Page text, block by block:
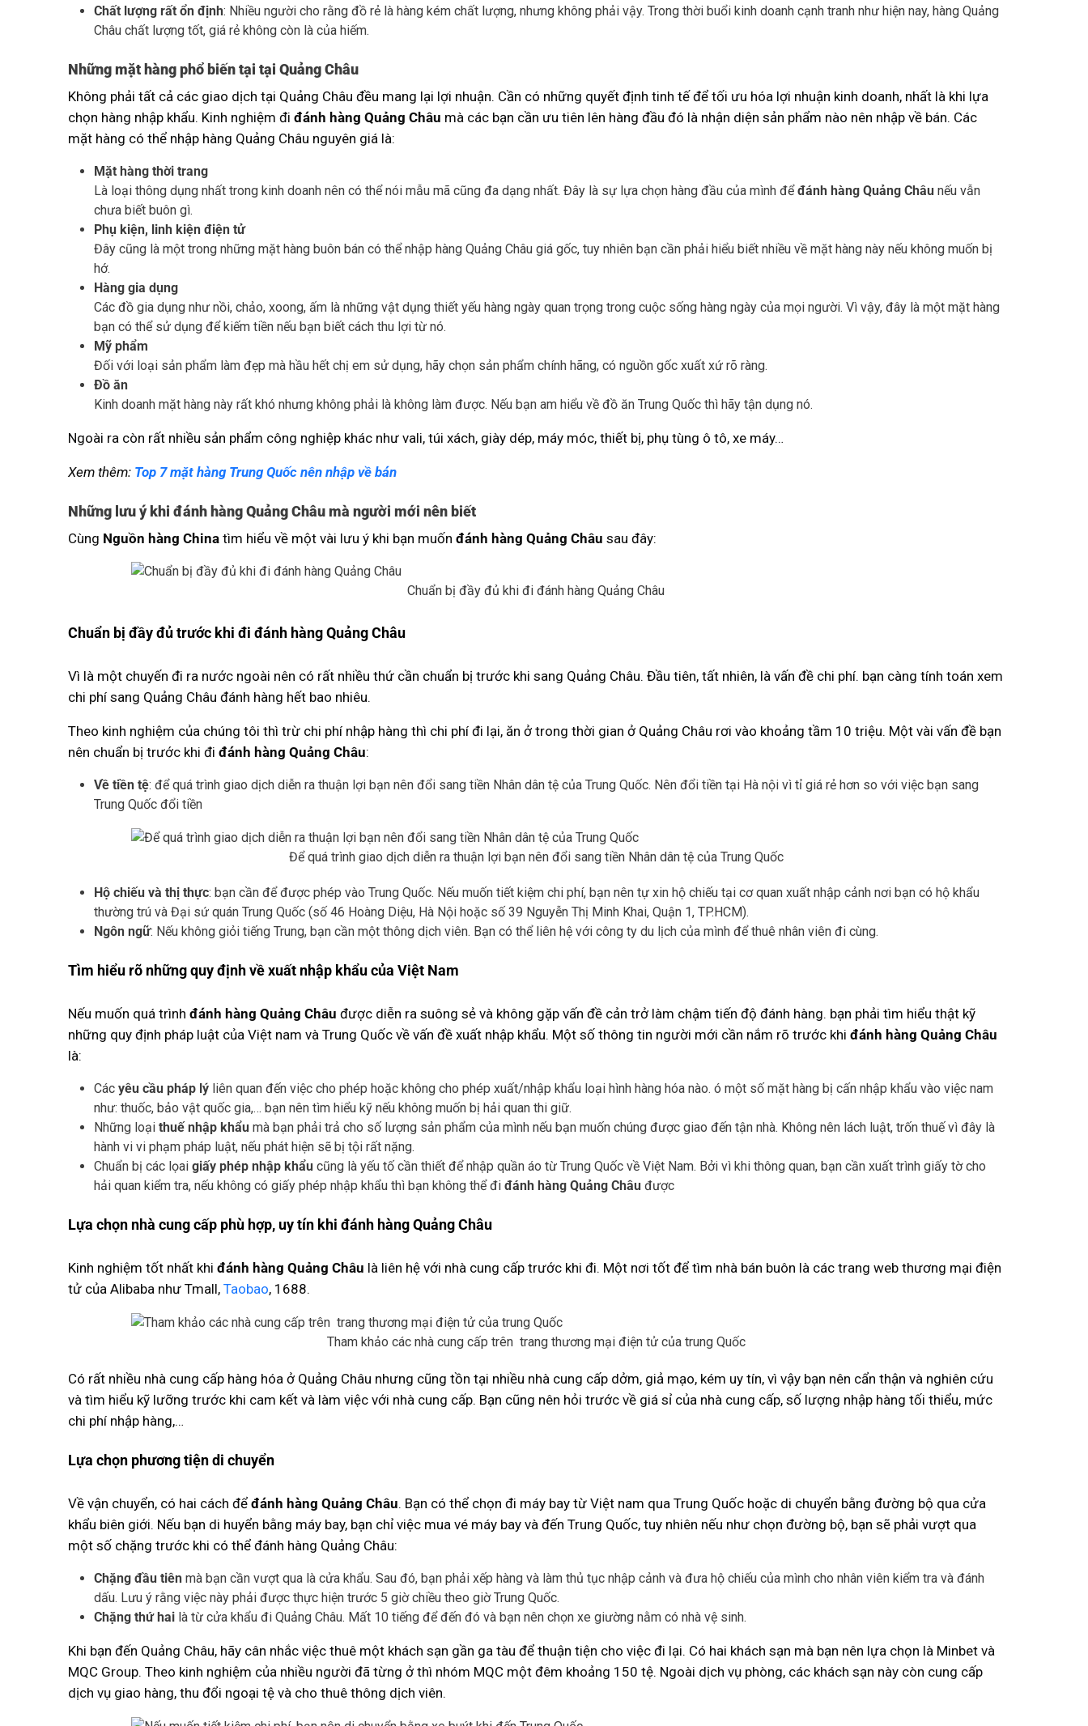
Chất lượng rất ổn định: Nhiều người cho rằng đồ rẻ là hàng kém chất lượng, nhưng không phải vậy. Trong thời buổi kinh doanh cạnh tranh như hiện nay, hàng Quảng
Châu chất lượng tốt, giá rẻ không còn là của hiếm.
Những mặt hàng phổ biến tại tại Quảng Châu
Không phải tất cả các giao dịch tại Quảng Châu đều mang lại lợi nhuận. Cần có những quyết định tinh tế để tối ưu hóa lợi nhuận kinh doanh, nhất là khi lựa
chọn hàng nhập khẩu. Kinh nghiệm đi đánh hàng Quảng Châu mà các bạn cần ưu tiên lên hàng đầu đó là nhận diện sản phẩm nào nên nhập về bán. Các
mặt hàng có thể nhập hàng Quảng Châu nguyên giá là:
Mặt hàng thời trang
Là loại thông dụng nhất trong kinh doanh nên có thể nói mẫu mã cũng đa dạng nhất. Đây là sự lựa chọn hàng đầu của mình đểđánh hàng Quảng Châu nếu vẫn
chưa biết buôn gì.
Phụ kiện, linh kiện điện tử
Đây cũng là một trong những mặt hàng buôn bán có thể nhập hàng Quảng Châu giá gốc, tuy nhiên bạn cần phải hiểu biết nhiều về mặt hàng này nếu không muốn bị
hớ.
Hàng gia dụng
Các đồ gia dụng như nồi, chảo, xoong, ấm là những vật dụng thiết yếu hàng ngày quan trọng trong cuộc sống hàng ngày của mọi người. Vì vậy, đây là một mặt hàng
bạn có thể sử dụng để kiếm tiền nếu bạn biết cách thu lợi từ nó.
Mỹ phẩm
Đối với loại sản phẩm làm đẹp mà hầu hết chị em sử dụng, hãy chọn sản phẩm chính hãng, có nguồn gốc xuất xứ rõ ràng.
Đồ ăn
Kinh doanh mặt hàng này rất khó nhưng không phải là không làm được. Nếu bạn am hiểu về đồ ăn Trung Quốc thì hãy tận dụng nó.
Ngoài ra còn rất nhiều sản phẩm công nghiệp khác như vali, túi xách, giày dép, máy móc, thiết bị, phụ tùng ô tô, xe máy…
Xem thêm: Top 7 mặt hàng Trung Quốc nên nhập về bán
Những lưu ý khi đánh hàng Quảng Châu mà người mới nên biết
Cùng Nguồn hàng China tìm hiểu về một vài lưu ý khi bạn muốn đánh hàng Quảng Châu sau đây:
Chuẩn bị đầy đủ khi đi đánh hàng Quảng Châu
Chuẩn bị đầy đủ trước khi đi đánh hàng Quảng Châu
Vì là một chuyến đi ra nước ngoài nên có rất nhiều thứ cần chuẩn bị trước khi sang Quảng Châu. Đầu tiên, tất nhiên, là vấn đề chi phí. bạn càng tính toán xem
chi phí sang Quảng Châu đánh hàng hết bao nhiêu.
Theo kinh nghiệm của chúng tôi thì trừ chi phí nhập hàng thì chi phí đi lại, ăn ở trong thời gian ở Quảng Châu rơi vào khoảng tầm 10 triệu. Một vài vấn đề bạn
nên chuẩn bị trước khi đi đánh hàng Quảng Châu:
Về tiền tệ: để quá trình giao dịch diễn ra thuận lợi bạn nên đổi sang tiền Nhân dân tệ của Trung Quốc. Nên đổi tiền tại Hà nội vì tỉ giá rẻ hơn so với việc bạn sang
Trung Quốc đổi tiền
Để quá trình giao dịch diễn ra thuận lợi bạn nên đổi sang tiền Nhân dân tệ của Trung Quốc
Hộ chiếu và thị thực: bạn cần để được phép vào Trung Quốc. Nếu muốn tiết kiệm chi phí, bạn nên tự xin hộ chiếu tại cơ quan xuất nhập cảnh nơi bạn có hộ khẩu
thường trú và Đại sứ quán Trung Quốc (số 46 Hoàng Diệu, Hà Nội hoặc số 39 Nguyễn Thị Minh Khai, Quận 1, TP.HCM).
Ngôn ngữ: Nếu không giỏi tiếng Trung, bạn cần một thông dịch viên. Bạn có thể liên hệ với công ty du lịch của mình để thuê nhân viên đi cùng.
Tìm hiểu rõ những quy định về xuất nhập khẩu của Việt Nam
Nếu muốn quá trình đánh hàng Quảng Châu được diễn ra suông sẻ và không gặp vấn đề cản trở làm chậm tiến độ đánh hàng. bạn phải tìm hiểu thật kỹ
những quy định pháp luật của Việt nam và Trung Quốc về vấn đề xuất nhập khẩu. Một số thông tin người mới cần nắm rõ trước khi đánh hàng Quảng Châu
là:
Các yêu cầu pháp lý liên quan đến việc cho phép hoặc không cho phép xuất/nhập khẩu loại hình hàng hóa nào. ó một số mặt hàng bị cấn nhập khẩu vào việc nam
như: thuốc, bảo vật quốc gia,… bạn nên tìm hiểu kỹ nếu không muốn bị hải quan thi giữ.
Những loại thuế nhập khẩu mà bạn phải trả cho số lượng sản phẩm của mình nếu bạn muốn chúng được giao đến tận nhà. Không nên lách luật, trốn thuế vì đây là
hành vi vi phạm pháp luật, nếu phát hiện sẽ bị tội rất nặng.
Chuẩn bị các lọai giấy phép nhập khẩu cũng là yếu tố cần thiết để nhập quần áo từ Trung Quốc về Việt Nam. Bởi vì khi thông quan, bạn cần xuất trình giấy tờ cho
hải quan kiểm tra, nếu không có giấy phép nhập khẩu thì bạn không thể đi đánh hàng Quảng Châu được
Lựa chọn nhà cung cấp phù hợp, uy tín khi đánh hàng Quảng Châu
Kinh nghiệm tốt nhất khi đánh hàng Quảng Châu là liên hệ với nhà cung cấp trước khi đi. Một nơi tốt để tìm nhà bán buôn là các trang web thương mại điện
tử của Alibaba như Tmall, Taobao, 1688.
Tham khảo các nhà cung cấp trên trang thương mại điện tử của trung Quốc
Có rất nhiều nhà cung cấp hàng hóa ở Quảng Châu nhưng cũng tồn tại nhiều nhà cung cấp dởm, giả mạo, kém uy tín, vì vậy bạn nên cẩn thận và nghiên cứu
và tìm hiểu kỹ lưỡng trước khi cam kết và làm việc với nhà cung cấp. Bạn cũng nên hỏi trước về giá sỉ của nhà cung cấp, số lượng nhập hàng tối thiểu, mức
chi phí nhập hàng,…
Lựa chọn phương tiện di chuyển
Về vận chuyển, có hai cách để đánh hàng Quảng Châu. Bạn có thể chọn đi máy bay từ Việt nam qua Trung Quốc hoặc di chuyển bằng đường bộ qua cửa
khẩu biên giới. Nếu bạn di huyển bằng máy bay, bạn chỉ việc mua vé máy bay và đến Trung Quốc, tuy nhiên nếu như chọn đường bộ, bạn sẽ phải vượt qua
một số chặng trước khi có thể đánh hàng Quảng Châu:
Chặng đầu tiên mà bạn cần vượt qua là cửa khẩu. Sau đó, bạn phải xếp hàng và làm thủ tục nhập cảnh và đưa hộ chiếu của mình cho nhân viên kiểm tra và đánh
dấu. Lưu ý rằng việc này phải được thực hiện trước 5 giờ chiều theo giờ Trung Quốc.
Chặng thứ hai là từ cửa khẩu đi Quảng Châu. Mất 10 tiếng để đến đó và bạn nên chọn xe giường nằm có nhà vệ sinh.
Khi bạn đến Quảng Châu, hãy cân nhắc việc thuê một khách sạn gần ga tàu để thuận tiện cho việc đi lại. Có hai khách sạn mà bạn nên lựa chọn là Minbet và
MQC Group. Theo kinh nghiệm của nhiều người đã từng ở thì nhóm MQC một đêm khoảng 150 tệ. Ngoài dịch vụ phòng, các khách sạn này còn cung cấp
dịch vụ giao hàng, thu đổi ngoại tệ và cho thuê thông dịch viên.